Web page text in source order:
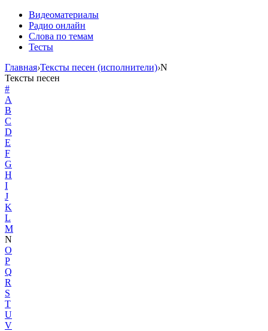
Видеоматериалы
Радио онлайн
Слова по темам
Тесты
Главная›Тексты песен (исполнители)›N
Тексты песен
#
A
B
C
D
E
F
G
H
I
J
K
L
M
N
O
P
Q
R
S
T
U
V